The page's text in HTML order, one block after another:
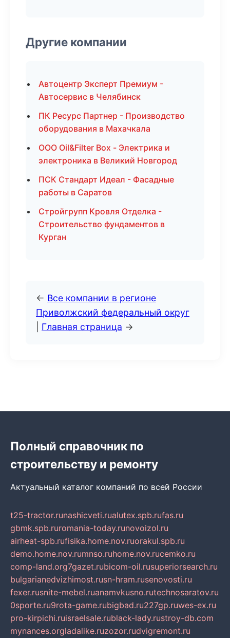
Другие компании
Автоцентр Эксперт Премиум -
Автосервис в Челябинск
ПК Ресурс Партнер - Производство
оборудования в Махачкала
ООО Oil&Filter Box - Электрика и
электроника в Великий Новгород
ПСК Стандарт Идеал - Фасадные
работы в Саратов
Стройгрупп Кровля Отделка -
Строительство фундаментов в
Курган
← Все компании в регионе
Приволжский федеральный округ
Главная страница →
Полный справочник по
строительству и ремонту
Актуальный каталог компаний по всей России
t25-tractor.runashicveti.rualutex.spb.rufas.ru
gbmk.spb.ruromania-today.runovoizol.ru
airheat-spb.rufisika.home.nov.ruorakul.spb.ru
demo.home.nov.rumnso.ruhome.nov.rucemko.ru
comp-land.org7gazet.rubicom-oil.rusuperiorsearch.ru
bulgarianedvizhimost.rusn-hram.rusenovosti.ru
fexer.rusnite-mebel.ruanamvkusno.rutechnosaratov.ru
0sporte.ru9rota-game.rubigbad.ru227gp.ruwes-ex.ru
pro-kirpichi.ruisraelsale.rublack-lady.rustroy-db.com
mynances.orgladalike.ruzozor.rudvigremont.ru